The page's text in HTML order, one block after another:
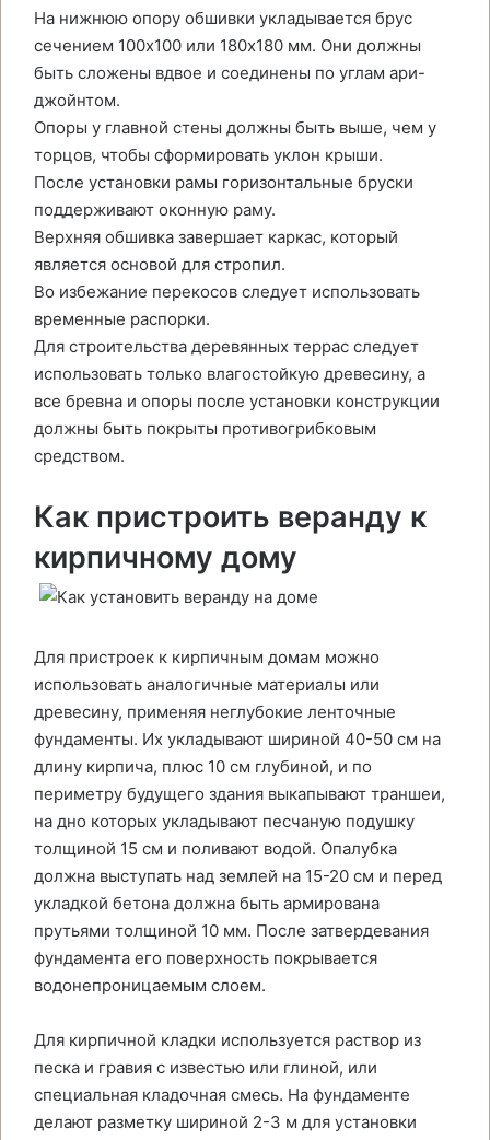
На нижнюю опору обшивки укладывается брус
сечением 100х100 или 180х180 мм. Они должны
быть сложены вдвое и соединены по углам ари-
джойнтом.
Опоры у главной стены должны быть выше, чем у
торцов, чтобы сформировать уклон крыши.
После установки рамы горизонтальные бруски
поддерживают оконную раму.
Верхняя обшивка завершает каркас, который
является основой для стропил.
Во избежание перекосов следует использовать
временные распорки.
Для строительства деревянных террас следует
использовать только влагостойкую древесину, а
все бревна и опоры после установки конструкции
должны быть покрыты противогрибковым
средством.
Как пристроить веранду к
кирпичному дому
Для пристроек к кирпичным домам можно
использовать аналогичные материалы или
древесину, применяя неглубокие ленточные
фундаменты. Их укладывают шириной 40-50 см на
длину кирпича, плюс 10 см глубиной, и по
периметру будущего здания выкапывают траншеи,
на дно которых укладывают песчаную подушку
толщиной 15 см и поливают водой. Опалубка
должна выступать над землей на 15-20 см и перед
укладкой бетона должна быть армирована
прутьями толщиной 10 мм. После затвердевания
фундамента его поверхность покрывается
водонепроницаемым слоем.
Для кирпичной кладки используется раствор из
песка и гравия с известью или глиной, или
специальная кладочная смесь. На фундаменте
делают разметку шириной 2-3 м для установки